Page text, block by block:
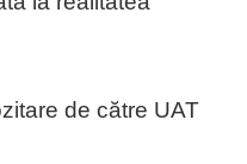
de către UAT